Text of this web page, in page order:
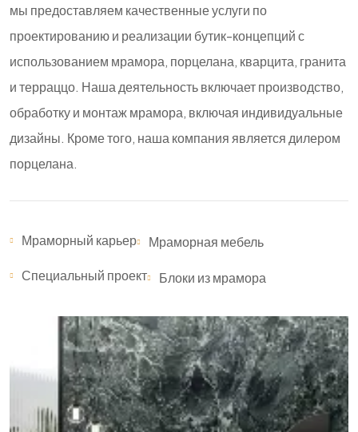
мы предоставляем качественные услуги по
проектированию и реализации бутик-концепций с
использованием мрамора, порцелана, кварцита, гранита
и терраццо. Наша деятельность включает производство,
обработку и монтаж мрамора, включая индивидуальные
дизайны. Кроме того, наша компания является дилером
порцелана.
Мраморный карьер
Мраморная мебель
Специальный проект
Блоки из мрамора